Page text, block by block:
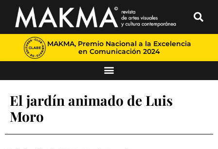
MAKMA, Premio Nacional a la Excelencia
en Comunicación 2024
El jardín animado de Luis
Moro